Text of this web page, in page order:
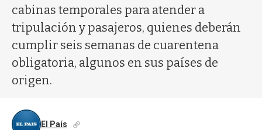
cabinas temporales para atender a
tripulación y pasajeros, quienes deberán
cumplir seis semanas de cuarentena
obligatoria, algunos en sus países de
origen.
El País